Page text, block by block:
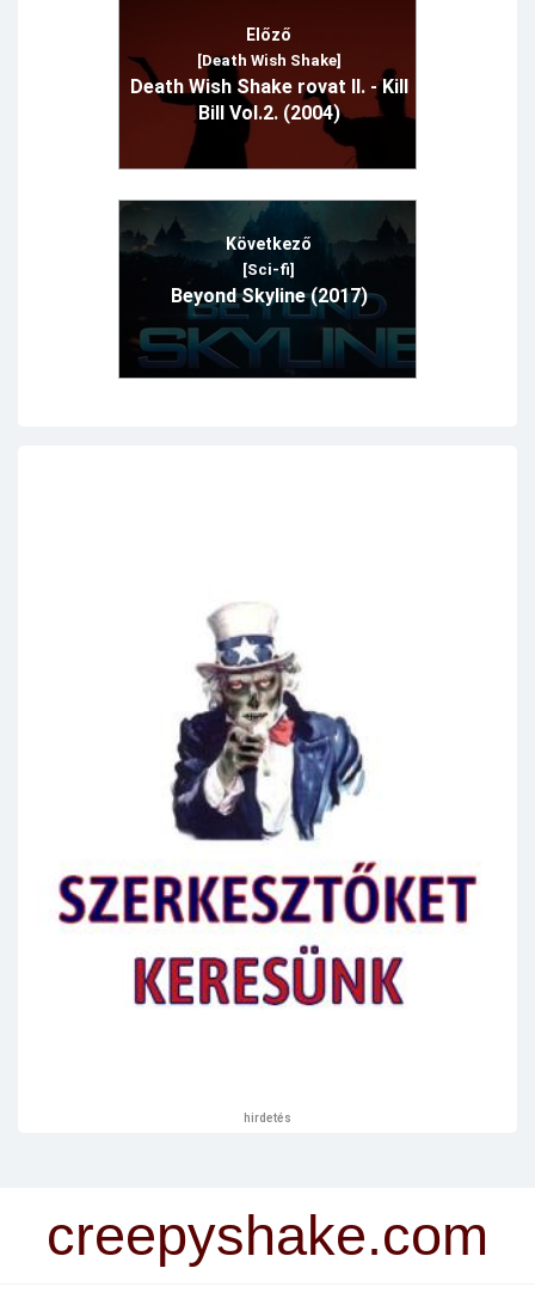
Előző
[Death Wish Shake]
Death Wish Shake rovat II. - Kill
Bill Vol.2. (2004)
Következő
[Sci-fi]
Beyond Skyline (2017)
hirdetés
creepyshake.com